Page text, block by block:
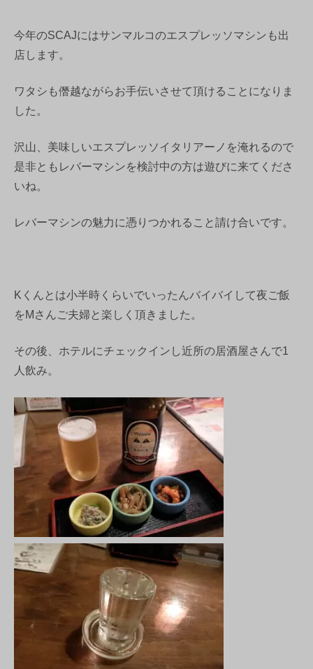
今年のSCAJにはサンマルコのエスプレッソマシンも出
店します。
ワタシも僭越ながらお手伝いさせて頂けることになりま
した。
沢山、美味しいエスプレッソイタリアーノを淹れるので
是非ともレバーマシンを検討中の方は遊びに来てくださ
いね。
レバーマシンの魅力に憑りつかれること請け合いです。
Kくんとは小半時くらいでいったんバイバイして夜ご飯
をMさんご夫婦と楽しく頂きました。
その後、ホテルにチェックインし近所の居酒屋さんで1
人飲み。